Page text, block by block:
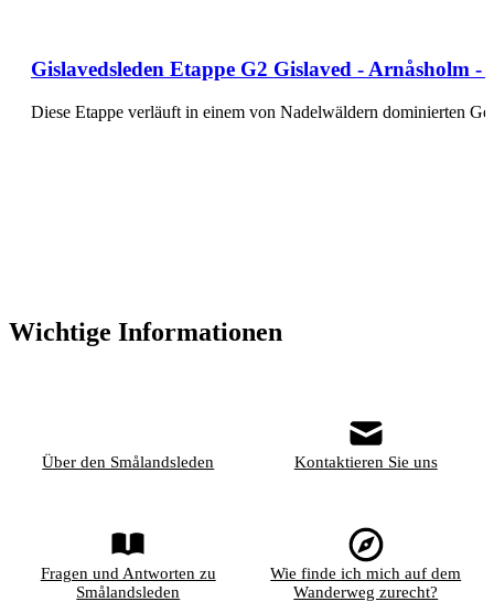
Gislavedsleden Etappe G2 Gislaved - Arnåsholm -
Diese Etappe verläuft in einem von Nadelwäldern dominierten
Wichtige Informationen
Über den Smålandsleden Kontaktieren Sie uns
Fragen und Antworten zu
Smålandsleden
Wie finde ich mich auf dem
Wanderweg zurecht?